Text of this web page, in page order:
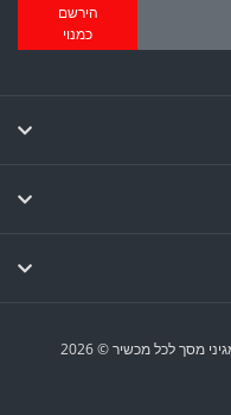
הירשם
כמנוי
מסך לכל מכשיר © 2026